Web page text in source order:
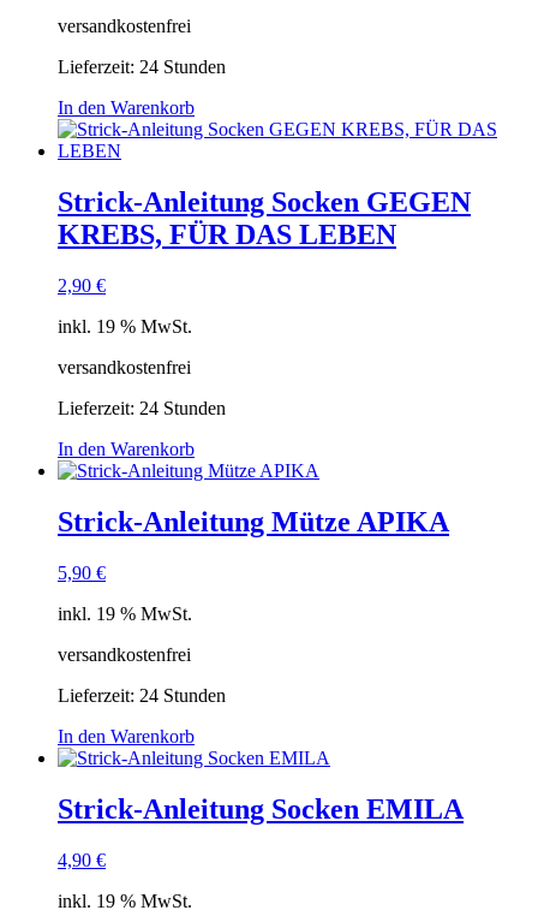
versandkostenfrei
Lieferzeit: 24 Stunden
In den Warenkorb
Strick-Anleitung Socken GEGEN
KREBS, FÜR DAS LEBEN
2,90 €
inkl. 19 % MwSt.
versandkostenfrei
Lieferzeit: 24 Stunden
In den Warenkorb
Strick-Anleitung Mütze APIKA
5,90 €
inkl. 19 % MwSt.
versandkostenfrei
Lieferzeit: 24 Stunden
In den Warenkorb
Strick-Anleitung Socken EMILA
4,90 €
inkl. 19 % MwSt.